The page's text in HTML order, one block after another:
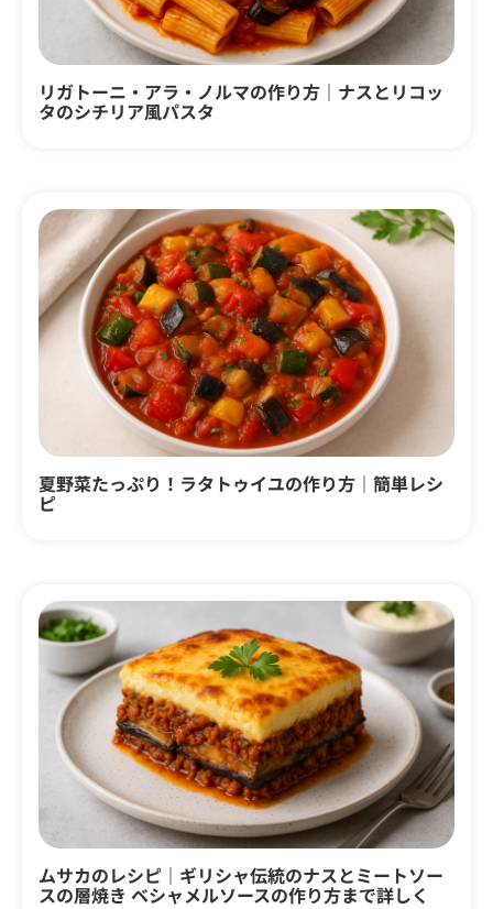
リガトーニ・アラ・ノルマの作り方｜ナスとリコッ
タのシチリア風パスタ
夏野菜たっぷり！ラタトゥイユの作り方｜簡単レシ
ピ
ムサカのレシピ｜ギリシャ伝統のナスとミートソー
スの層焼き ベシャメルソースの作り方まで詳しく